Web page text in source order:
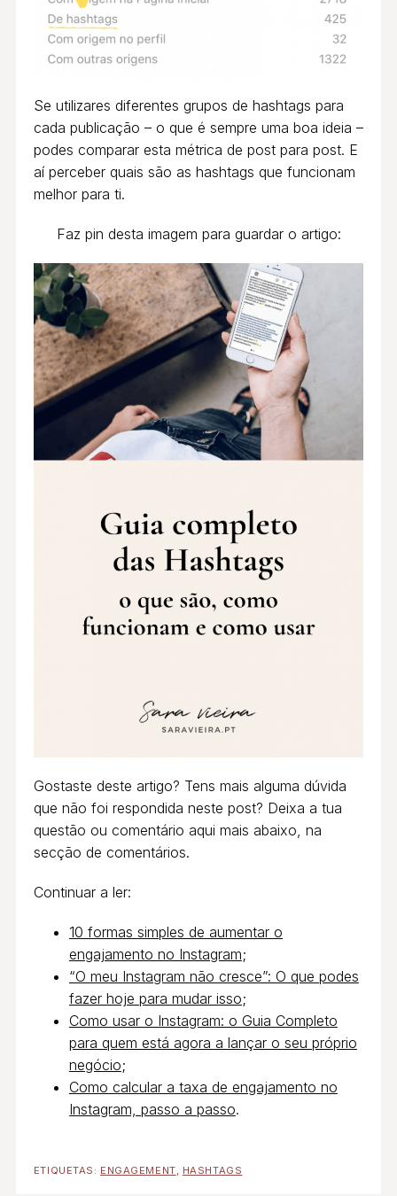
Se utilizares diferentes grupos de hashtags para
cada publicação – o que é sempre uma boa ideia –
podes comparar esta métrica de post para post. E
aí perceber quais são as hashtags que funcionam
melhor para ti.
Faz pin desta imagem para guardar o artigo:
Gostaste deste artigo? Tens mais alguma dúvida
que não foi respondida neste post? Deixa a tua
questão ou comentário aqui mais abaixo, na
secção de comentários.
Continuar a ler:
10 formas simples de aumentar o
engajamento no Instagram;
“O meu Instagram não cresce”: O que podes
fazer hoje para mudar isso;
Como usar o Instagram: o Guia Completo
para quem está agora a lançar o seu próprio
negócio;
Como calcular a taxa de engajamento no
Instagram, passo a passo.
ETIQUETAS: ENGAGEMENT HASHTAGS